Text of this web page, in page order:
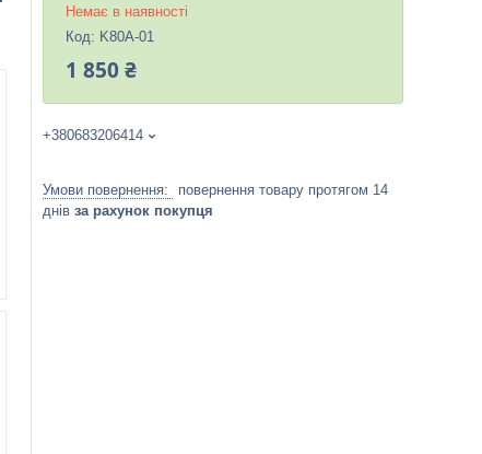
Немає в наявності
Код: K80A-01
1 850 ₴
+380683206414
повернення товару протягом 14
днів за рахунок покупця